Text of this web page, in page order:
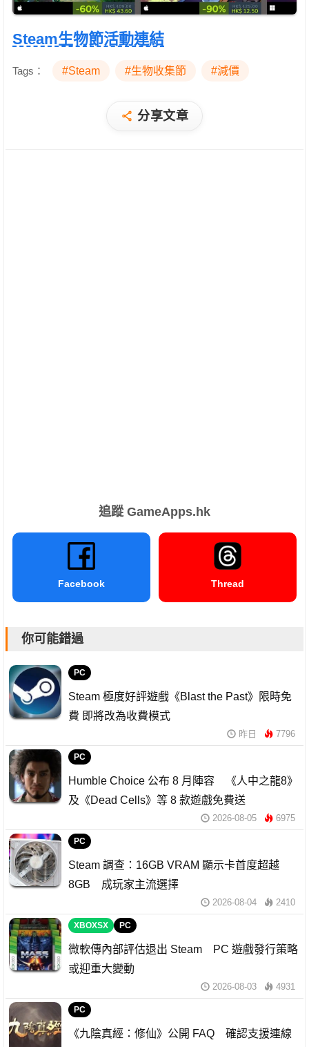
Steam生物節活動連結
Tags： #Steam #生物收集節 #減價
分享文章
追蹤 GameApps.hk
Facebook Thread
你可能錯過
PC
Steam 極度好評遊戲《Blast the Past》限時免
費 即將改為收費模式
昨日 7796
PC
Humble Choice 公布 8 月陣容 《人中之龍8》
及《Dead Cells》等 8 款遊戲免費送
2026-08-05 6975
PC
Steam 調查：16GB VRAM 顯示卡首度超越
8GB 成玩家主流選擇
2026-08-04 2410
XBOXSX PC
微軟傳內部評估退出 Steam PC 遊戲發行策略
或迎重大變動
2026-08-03 4931
PC
《九陰真經：修仙》公開 FAQ 確認支援連線